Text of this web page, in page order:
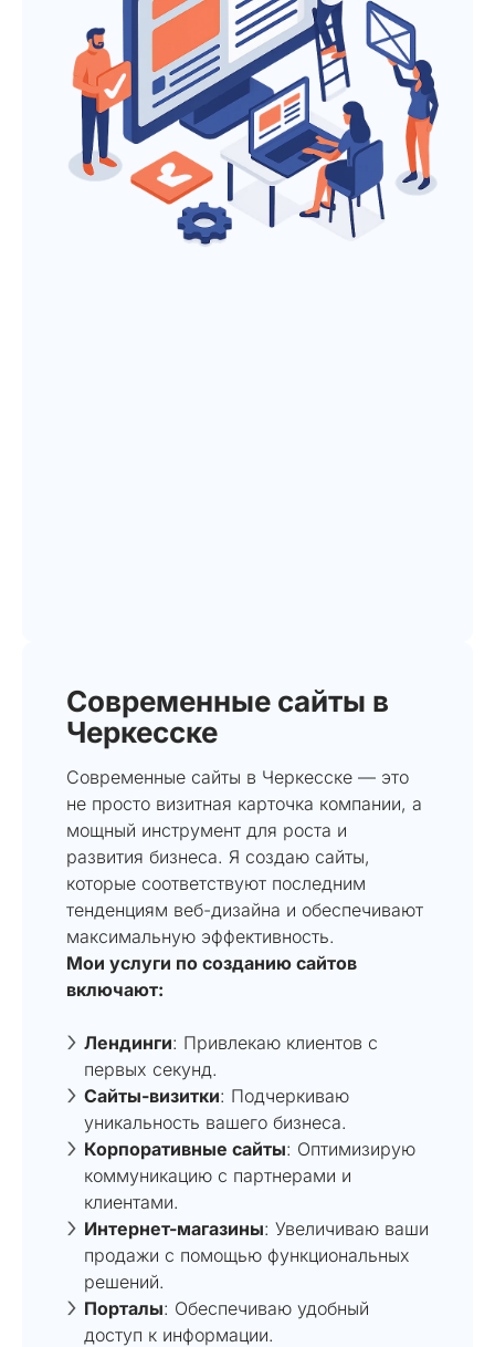
Современные сайты в
Черкесске
Современные сайты в Черкесске — это
не просто визитная карточка компании, а
мощный инструмент для роста и
развития бизнеса. Я создаю сайты,
которые соответствуют последним
тенденциям веб-дизайна и обеспечивают
максимальную эффективность.
Мои услуги по созданию сайтов
включают:
Лендинги: Привлекаю клиентов с
первых секунд.
Сайты-визитки: Подчеркиваю
уникальность вашего бизнеса.
Корпоративные сайты: Оптимизирую
коммуникацию с партнерами и
клиентами.
Интернет-магазины: Увеличиваю ваши
продажи с помощью функциональных
решений.
Порталы: Обеспечиваю удобный
доступ к информации.